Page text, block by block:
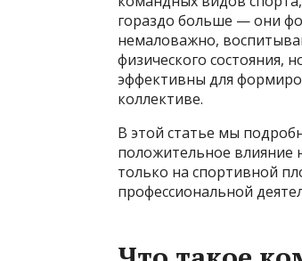
гораздо больше — они
немаловажно,
физического состояния,
эффективны для
коллективе.
В этой статье мы
положительное влияние
только на спортивной
профессиональной